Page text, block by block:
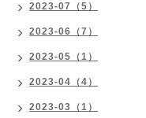
2023-07（5）
2023-06（7）
2023-05（1）
2023-04（4）
2023-03（1）